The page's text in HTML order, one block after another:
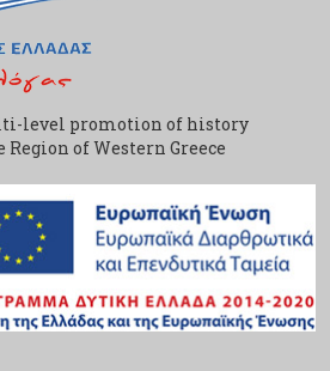
level promotion of history
of Western Greece